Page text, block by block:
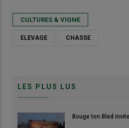
CULTURES & VIGNE
ELEVAGE CHASSE
LES PLUS LUS
Bouge ton Bled